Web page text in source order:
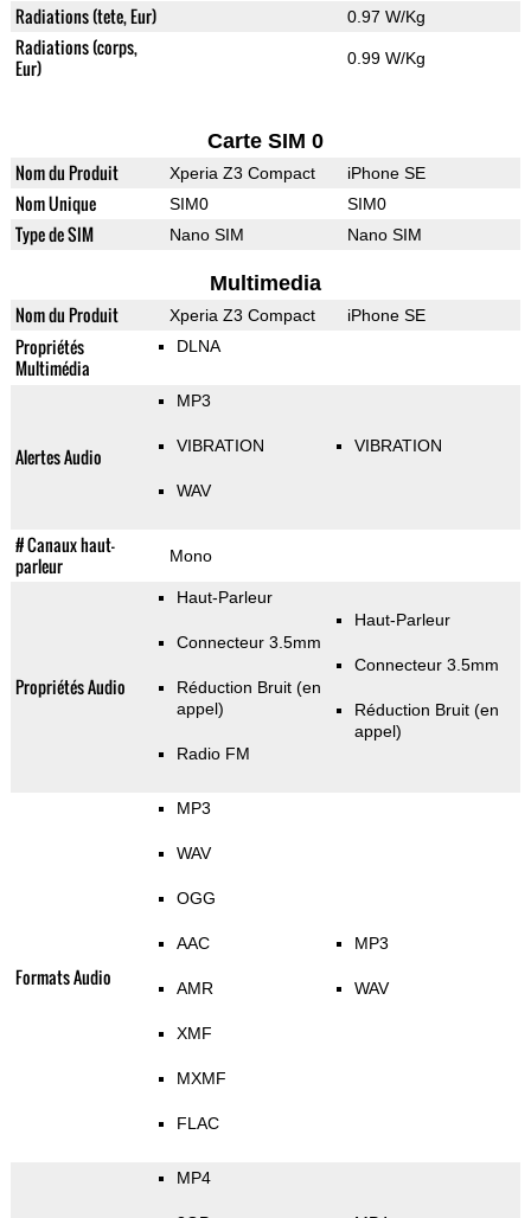
Radiations (tete, Eur) 0.97 W/Kg
Radiations (corps,
Eur)
0.99 W/Kg
Carte SIM 0
Nom du Produit Xperia Z3 Compact iPhone SE
Nom Unique SIM0 SIM0
Type de SIM Nano SIM Nano SIM
Multimedia
Nom du Produit Xperia Z3 Compact iPhone SE
Propriétés
Multimédia
DLNA
Alertes Audio
MP3
VIBRATION
WAV
VIBRATION
# Canaux haut-
parleur
Mono
Propriétés Audio
Haut-Parleur
Connecteur 3.5mm
Réduction Bruit (en
appel)
Radio FM
Haut-Parleur
Connecteur 3.5mm
Réduction Bruit (en
appel)
Formats Audio
MP3
WAV
OGG
AAC
AMR
XMF
MXMF
FLAC
MP3
WAV
MP4